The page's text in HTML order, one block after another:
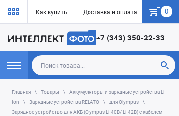
Как купить Доставка и оплата Гарантия
0
+7 (343) 350-22-33
Главная Товары
Аккумуляторы и зарядные устройства Li-
Ion
Зарядные устройства RELATO
для Olympus
Зарядное устройство для АКБ (Olympus Li-40B/ Li-42B) с кабелем